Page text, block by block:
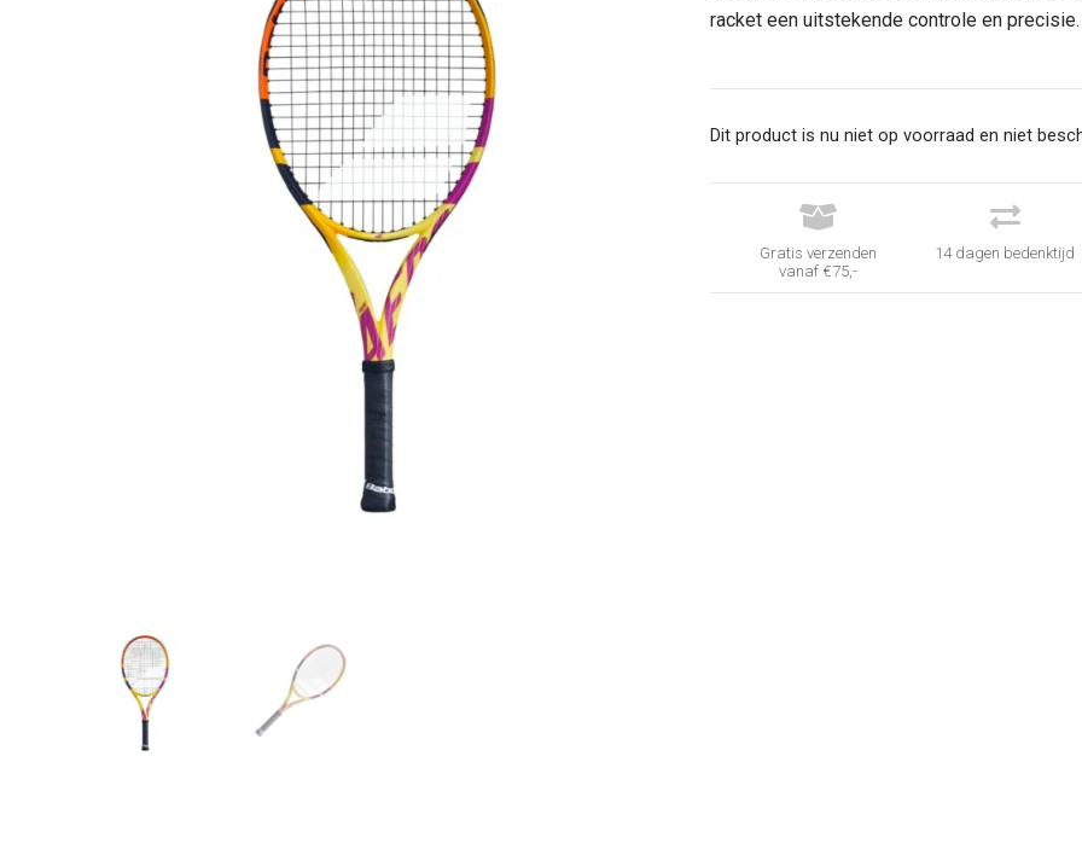
racket een uitstekende controle en precisie.
Dit product is nu niet op voorraad en niet

Gratis verzenden
vanaf €75,-

14 dagen bedenktijd